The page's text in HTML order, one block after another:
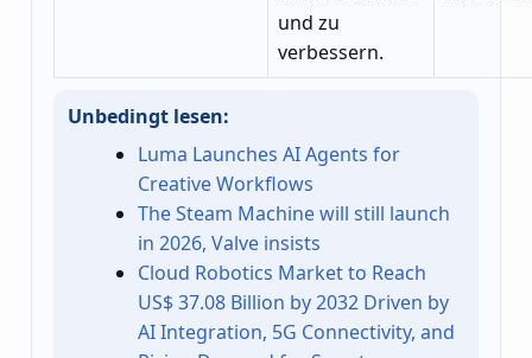
und zu
verbessern.
Unbedingt lesen:
Luma Launches AI Agents for
Creative Workflows
The Steam Machine will still launch
in 2026, Valve insists
Cloud Robotics Market to Reach
US$ 37.08 Billion by 2032 Driven by
AI Integration, 5G Connectivity, and